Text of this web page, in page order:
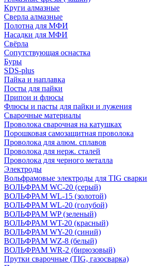
Круги алмазные
Сверла алмазные
Полотна для МФИ
Насадки для МФИ
Свёрла
Сопутствующая оснастка
Буры
SDS-plus
Пайка и наплавка
Посты для пайки
Припои и флюсы
Флюсы и пасты для пайки и лужения
Сварочные материалы
Проволока сварочная на катушках
Порошковая самозащитная проволока
Проволока для алюм. сплавов
Проволока для нерж. сталей
Проволока для черного металла
Электроды
Вольфрамовые электроды для TIG сварки
ВОЛЬФРАМ WC-20 (серый)
ВОЛЬФРАМ WL-15 (золотой)
ВОЛЬФРАМ WL-20 (голубой)
ВОЛЬФРАМ WP (зеленый)
ВОЛЬФРАМ WT-20 (красный)
ВОЛЬФРАМ WY-20 (синий)
ВОЛЬФРАМ WZ-8 (белый)
ВОЛЬФРАМ WR-2 (бирюзовый)
Прутки сварочные (TIG, газосварка)